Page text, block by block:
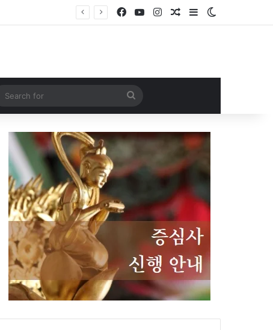
Facebook
YouTubeInstagramRandom Article
Sidebar
for